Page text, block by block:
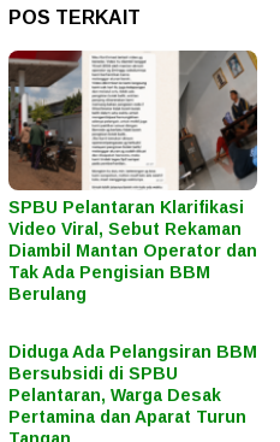
POS TERKAIT
SPBU Pelantaran Klarifikasi
Video Viral, Sebut Rekaman
Diambil Mantan Operator dan
Tak Ada Pengisian BBM
Berulang
Diduga Ada Pelangsiran BBM
Bersubsidi di SPBU
Pelantaran, Warga Desak
Pertamina dan Aparat Turun